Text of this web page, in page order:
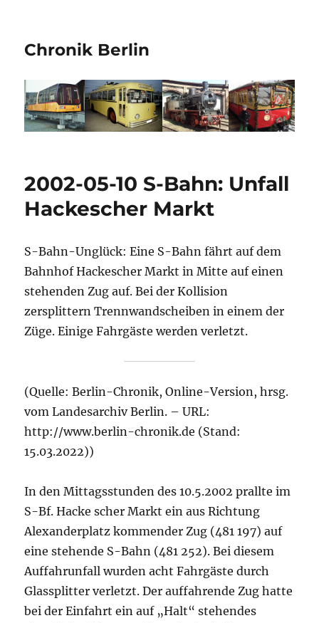
Chronik Berlin
2002-05-10 S-Bahn: Unfall
Hackescher Markt
S-Bahn-Unglück: Eine S-Bahn fährt auf dem
Bahnhof Hackescher Markt in Mitte auf einen
stehenden Zug auf. Bei der Kollision
zersplittern Trennwandscheiben in einem der
Züge. Einige Fahrgäste werden verletzt.
(Quelle: Berlin-Chronik, Online-Version, hrsg.
vom Landesarchiv Berlin. – URL:
http://www.berlin-chronik.de (Stand:
15.03.2022))
In den Mittagsstunden des 10.5.2002 prallte im
S-Bf. Hacke scher Markt ein aus Richtung
Alexanderplatz kommender Zug (481 197) auf
eine stehende S-Bahn (481 252). Bei diesem
Auffahrunfall wurden acht Fahrgäste durch
Glassplitter verletzt. Der auffahrende Zug hatte
bei der Einfahrt ein auf „Halt“ stehendes